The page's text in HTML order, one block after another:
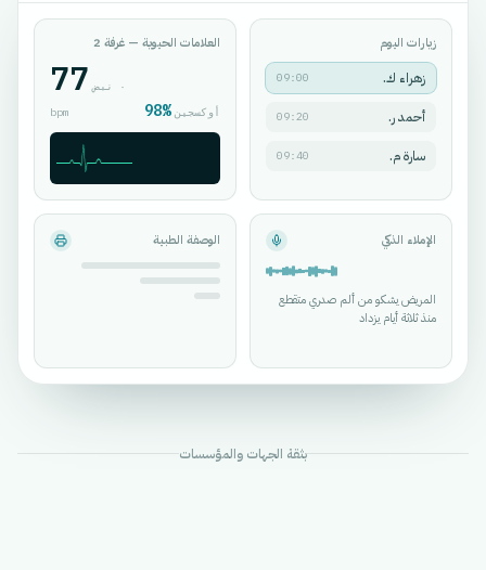
زيارات اليوم
زهراء ك. 09:00
أحمد ر. 09:20
سارة م. 09:40
العلامات الحيوية — غرفة 2
77 نبض
·
bpm
98% أوكسجين
الإملاء الذكي
المريض يشكو من ألم صدري متقطع
منذ ثلاثة أيام يزداد مع الجهد…
الوصفة الطبية
بثقة الجهات والمؤسسات